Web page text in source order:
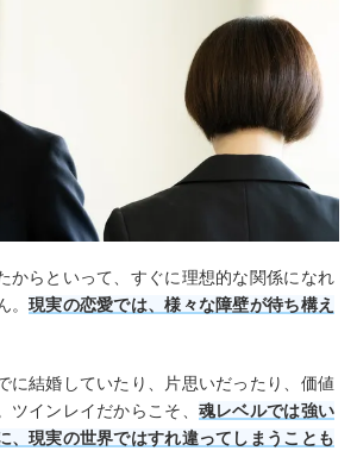
からといって、すぐに理想的な関係になれ
。現実の恋愛では、様々な障壁が待ち構え
に結婚していたり、片思いだったり、価値
ツインレイだからこそ、 魂レベルでは強い
、現実の世界ではすれ違ってしまうことも